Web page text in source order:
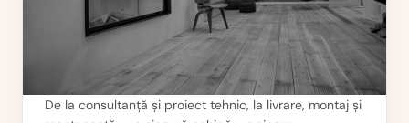
De la consultanță și proiect tehnic, la livrare, montaj și